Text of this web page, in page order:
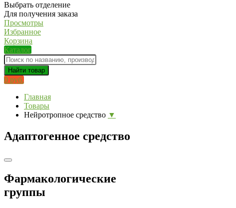
Выбрать отделение
Для получения заказа
Просмотры
Избранное
Корзина
Каталог
Найти товар
0 руб.
Главная
Товары
Нейротропное средство ▼
Адаптогенное средство
Фармакологические
группы